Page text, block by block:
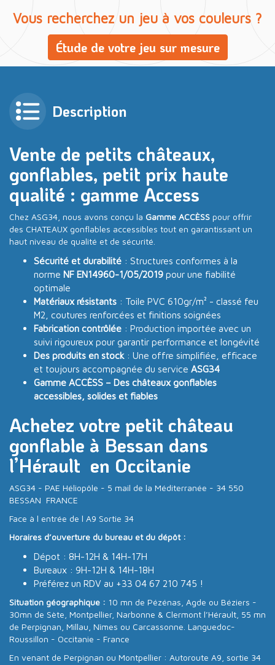
Vous recherchez un jeu à vos couleurs ?
Étude de votre jeu sur mesure
Description
Vente de petits châteaux,
gonflables, petit prix haute
qualité : gamme Access
Chez ASG34, nous avons conçu la Gamme ACCÈSS pour offrir
des CHATEAUX gonflables accessibles tout en garantissant un
haut niveau de qualité et de sécurité.
Sécurité et durabilité : Structures conformes à la
norme NF EN14960-1/05/2019 pour une fiabilité
optimale
Matériaux résistants : Toile PVC 610gr/m² - classé feu
M2, coutures renforcées et finitions soignées
Fabrication contrôlée : Production importée avec un
suivi rigoureux pour garantir performance et longévité
Des produits en stock: Une offre simplifiée, efficace
et toujours accompagnée du service ASG34
Gamme ACCÈSS – Des châteaux gonflables
accessibles, solides et fiables
Achetez votre petit château
gonflable à Bessan dans
l’Hérault en Occitanie
ASG34 - PAE Héliopôle - 5 mail de la Méditerranée - 34 550
BESSAN FRANCE
Face à l entrée de l A9 Sortie 34
Horaires d’ouverture du bureau et du dépôt :
Dépot : 8H-12H & 14H-17H
Bureaux : 9H-12H & 14H-18H
Préférez un RDV au +33 04 67 210 745 !
Situation géographique : 10 mn de Pézénas, Agde ou Béziers -
30mn de Sète, Montpellier, Narbonne & Clermont l’Hérault, 55 mn
de Perpignan, Millau, Nîmes ou Carcassonne. Languedoc-
Roussillon - Occitanie - France
En venant de Perpignan ou Montpellier : Autoroute A9, sortie 34